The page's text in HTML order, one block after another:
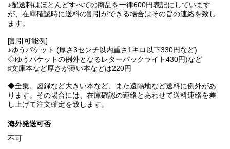
♪配送料はほとんどすべての商品を一律600円表記にしています
が、在庫確認時に送料の割引ができる場合はその旨の連絡を致し
ます。
[割引可能例]
♪ゆうパケット (厚さ3センチ以内重さ1キロ以下330円など)
◇ゆうパケットの例外となるレターパックライト430円)など
♯文庫本など厚さが薄い本などは220円
◆全集、図録など大きい本など、また遠隔地など送料に例外があ
ります。その場合には、在庫確認の連絡とあわせて送料連絡を差
し上げて注文確定を致します。
海外発送可否
不可